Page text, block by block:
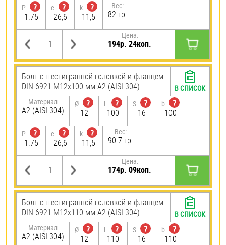
P
?
1.75
e
?
26,6
k
?
11,5
Вес:
82 гр.
Цена:
194р. 24коп.
Болт с шестигранной головкой и фланцем
DIN 6921 М12х100 мм А2 (AISI 304)
Материал
А2 (AISI 304)
Ø
?
12
L
?
100
S
?
16
b
?
100
P
?
1.75
e
?
26,6
k
?
11,5
Вес:
90.7 гр.
Цена:
174р. 09коп.
В СПИСОК
Болт с шестигранной головкой и фланцем
DIN 6921 М12х110 мм А2 (AISI 304)
Материал
А2 (AISI 304)
Ø
?
12
L
?
110
S
?
16
b
?
110
В СПИСОК